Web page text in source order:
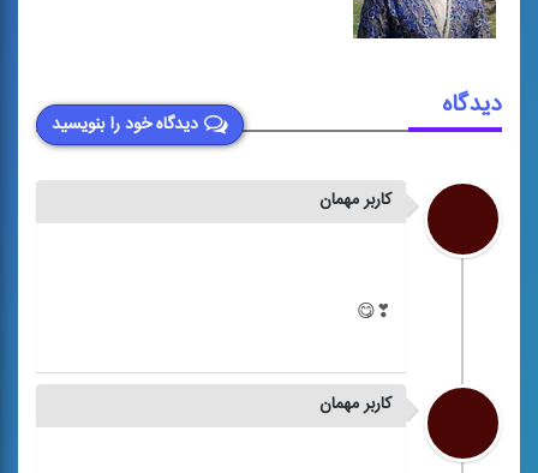
دیدگاه خود را بنویسید
دیدگاه
کاربر مهمان
کاربر مهمان